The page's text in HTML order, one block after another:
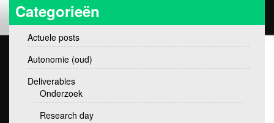
Categorieën
Actuele posts
Autonomie (oud)
Deliverables
Onderzoek
Research day